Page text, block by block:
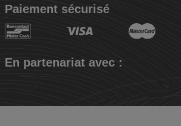
Paiement sécurisé
En partenariat avec :